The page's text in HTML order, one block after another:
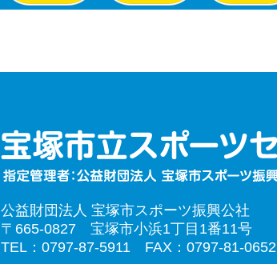
公益財団法人 宝塚市スポーツ振興公社
〒665-0827 宝塚市小浜1丁目1番11号
TEL：0797-87-5911 FAX：0797-81-0652